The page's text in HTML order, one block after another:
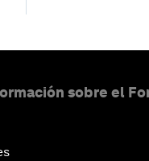
sobre el